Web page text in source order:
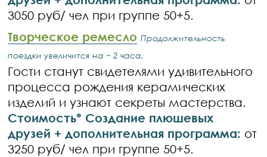
3050 руб/ чел при группе 50+5.
Творческое ремесло Продолжительность
поездки увеличится на ~ 2 часа.
Гости станут свидетелями удивительного
процесса рождения керамических
изделий и узнают секреты мастерства.
Стоимость* Создание плюшевых
друзей + дополнительная программа: от
3250 руб/ чел при группе 50+5.